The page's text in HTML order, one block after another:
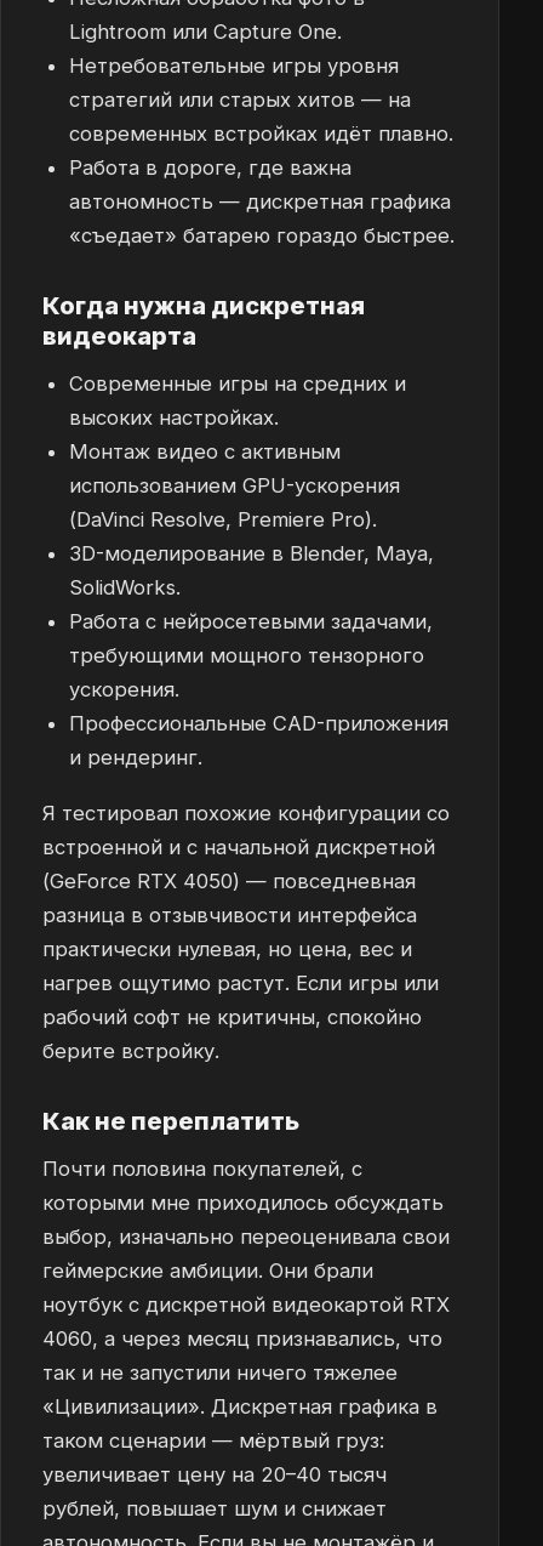
Lightroom или Capture One.
Нетребовательные игры уровня
стратегий или старых хитов — на
современных встройках идёт плавно.
Работа в дороге, где важна
автономность — дискретная графика
«съедает» батарею гораздо быстрее.
Когда нужна дискретная
видеокарта
Современные игры на средних и
высоких настройках.
Монтаж видео с активным
использованием GPU-ускорения
(DaVinci Resolve, Premiere Pro).
3D-моделирование в Blender, Maya,
SolidWorks.
Работа с нейросетевыми задачами,
требующими мощного тензорного
ускорения.
Профессиональные CAD-приложения
и рендеринг.
Я тестировал похожие конфигурации со
встроенной и с начальной дискретной
(GeForce RTX 4050) — повседневная
разница в отзывчивости интерфейса
практически нулевая, но цена, вес и
нагрев ощутимо растут. Если игры или
рабочий софт не критичны, спокойно
берите встройку.
Как не переплатить
Почти половина покупателей, с
которыми мне приходилось обсуждать
выбор, изначально переоценивала свои
геймерские амбиции. Они брали
ноутбук с дискретной видеокартой RTX
4060, а через месяц признавались, что
так и не запустили ничего тяжелее
«Цивилизации». Дискретная графика в
таком сценарии — мёртвый груз:
увеличивает цену на 20–40 тысяч
рублей, повышает шум и снижает